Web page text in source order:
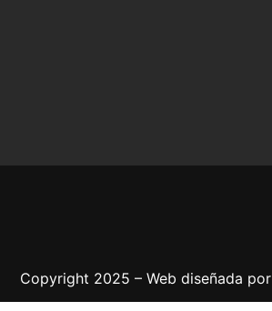
Copyright 2025 – Web diseñada por